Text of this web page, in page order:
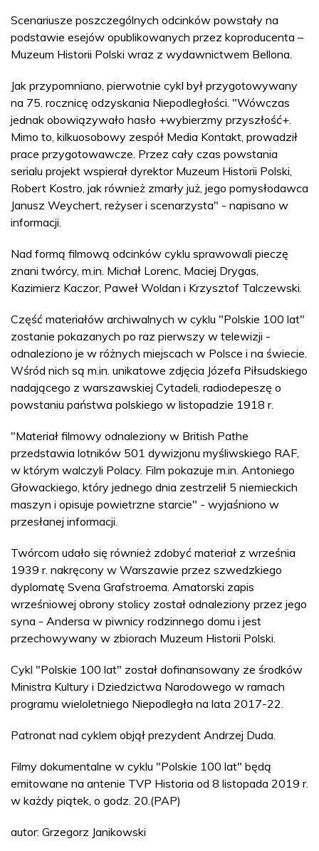
Scenariusze poszczególnych odcinków powstały na
podstawie esejów opublikowanych przez koproducenta –
Muzeum Historii Polski wraz z wydawnictwem Bellona.
Jak przypomniano, pierwotnie cykl był przygotowywany
na 75. rocznicę odzyskania Niepodległości. "Wówczas
jednak obowiązywało hasło +wybierzmy przyszłość+.
Mimo to, kilkuosobowy zespół Media Kontakt, prowadził
prace przygotowawcze. Przez cały czas powstania
serialu projekt wspierał dyrektor Muzeum Historii Polski,
Robert Kostro, jak również zmarły już, jego pomysłodawca
Janusz Weychert, reżyser i scenarzysta" - napisano w
informacji.
Nad formą filmową odcinków cyklu sprawowali pieczę
znani twórcy, m.in. Michał Lorenc, Maciej Drygas,
Kazimierz Kaczor, Paweł Woldan i Krzysztof Talczewski.
Część materiałów archiwalnych w cyklu "Polskie 100 lat"
zostanie pokazanych po raz pierwszy w telewizji -
odnaleziono je w różnych miejscach w Polsce i na świecie.
Wśród nich są m.in. unikatowe zdjęcia Józefa Piłsudskiego
nadającego z warszawskiej Cytadeli, radiodepeszę o
powstaniu państwa polskiego w listopadzie 1918 r.
"Materiał filmowy odnaleziony w British Pathe
przedstawia lotników 501 dywizjonu myśliwskiego RAF,
w którym walczyli Polacy. Film pokazuje m.in. Antoniego
Głowackiego, który jednego dnia zestrzelił 5 niemieckich
maszyn i opisuje powietrzne starcie" - wyjaśniono w
przesłanej informacji.
Twórcom udało się również zdobyć materiał z września
1939 r. nakręcony w Warszawie przez szwedzkiego
dyplomatę Svena Grafstroema. Amatorski zapis
wrześniowej obrony stolicy został odnaleziony przez jego
syna - Andersa w piwnicy rodzinnego domu i jest
przechowywany w zbiorach Muzeum Historii Polski.
Cykl "Polskie 100 lat" został dofinansowany ze środków
Ministra Kultury i Dziedzictwa Narodowego w ramach
programu wieloletniego Niepodległa na lata 2017-22.
Patronat nad cyklem objął prezydent Andrzej Duda.
Filmy dokumentalne w cyklu "Polskie 100 lat" będą
emitowane na antenie TVP Historia od 8 listopada 2019 r.
w każdy piątek, o godz. 20.(PAP)
autor: Grzegorz Janikowski